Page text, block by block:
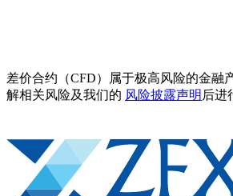
差价合约（CFD）属于极高风险的金融
解相关风险及我们的 风险披露声明 后进